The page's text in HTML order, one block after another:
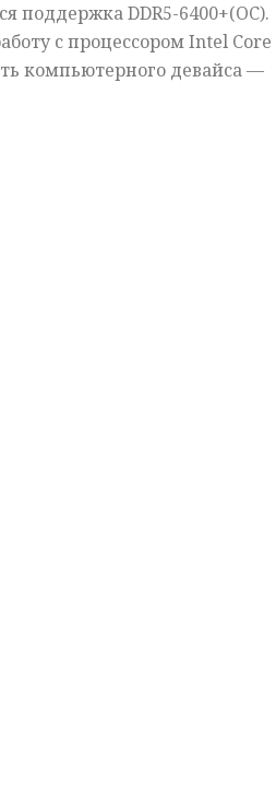
поддержка DDR5-6400+(OC).
с процессором Intel Core
компьютерного девайса —